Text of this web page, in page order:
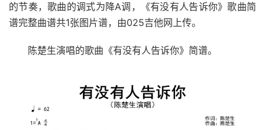
的节奏，歌曲的调式为降A调，《有没有人告诉你》歌曲简
谱完整曲谱共1张图片谱，由025吉他网上传。
陈楚生演唱的歌曲《有没有人告诉你》简谱。